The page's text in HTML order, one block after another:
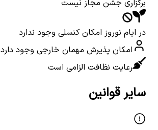
برگزاری جشن مجاز نیست
در ایام نوروز امکان کنسلی وجود ندارد
امکان پذیرش مهمان خارجی وجود دارد
رعایت نظافت الزامی است
سایر قوانین